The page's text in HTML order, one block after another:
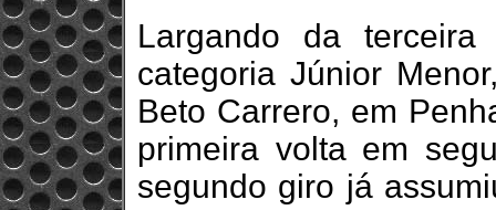
Largando da
categoria Júnior
Beto Carrero, em
primeira volta em
segundo giro já